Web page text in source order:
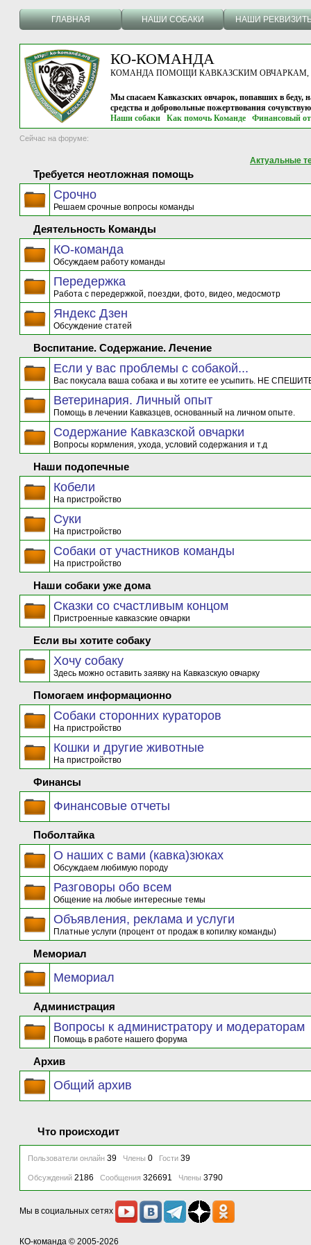
ГЛАВНАЯ НАШИ СОБАКИ НАШИ
КО-КОМАНДА
КОМАНДА ПОМОЩИ КАВКАЗСКИМ ОВЧАРКАМ, г.
Мы спасаем Кавказских овчарок, попавших в беду,
средства и добровольные пожертвования
Наши собаки
Как помочь Команде Финансовый
Сейчас на форуме:
Актуальные
Требуется неотложная помощь
Срочно
Решаем срочные вопросы команды
Деятельность Команды
КО-команда
Обсуждаем работу команды
Передержка
Работа с передержкой, поездки, фото, видео, медосмотр
Яндекс Дзен
Обсуждение статей
Воспитание. Содержание. Лечение
Если у вас проблемы с собакой...
Вас покусала ваша собака и вы хотите ее усыпить. НЕ
Ветеринария. Личный опыт
Помощь в лечении Кавказцев, основанный на личном опыте.
Содержание Кавказской овчарки
Вопросы кормления, ухода, условий содержания и т.д
Наши подопечные
Кобели
На пристройство
Суки
На пристройство
Собаки от участников команды
На пристройство
Наши собаки уже дома
Сказки со счастливым концом
Пристроенные кавказские овчарки
Если вы хотите собаку
Хочу собаку
Здесь можно оставить заявку на Кавказскую овчарку
Помогаем информационно
Собаки сторонних кураторов
На пристройство
Кошки и другие животные
На пристройство
Финансы
Финансовые отчеты
Поболтайка
О наших с вами (кавка)зюках
Обсуждаем любимую породу
Разговоры обо всем
Общение на любые интересные темы
Объявления, реклама и услуги
Платные услуги (процент от продаж в копилку команды)
Мемориал
Мемориал
Администрация
Вопросы к администратору и модераторам
Помощь в работе нашего форума
Архив
Общий архив
Что происходит
Пользователи онлайн 39 Члены 0 Гости 39
Обсуждений 2186 Сообщения 326691 Члены 3790
Мы в социальных сетях
КО-команда © 2005-2026